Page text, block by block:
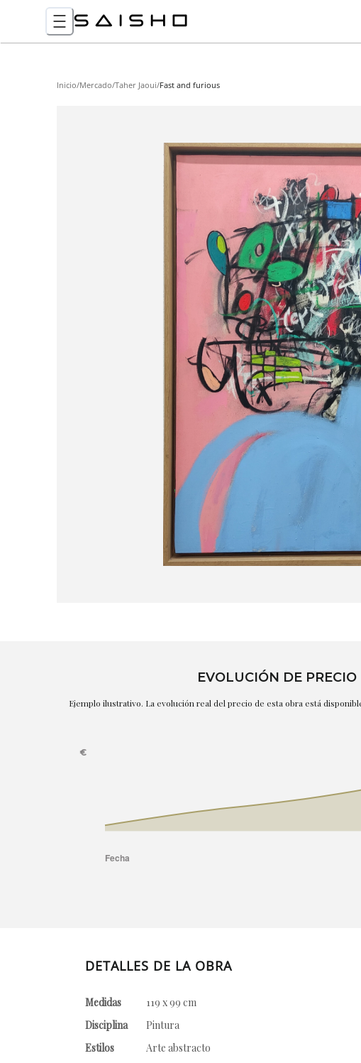
Inicio/Mercado/Taher Jaoui/Fast and furious
EVOLUCIÓN DE PRECIO
Ejemplo ilustrativo. La evolución real del precio de esta obra está
DETALLES DE LA OBRA
Medidas
119 x 99 cm
Disciplina
Pintura
Estilos
Arte abstracto